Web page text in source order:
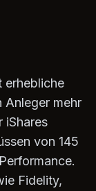
erhebliche
Anleger mehr
iShares
von 145
Fidelity,